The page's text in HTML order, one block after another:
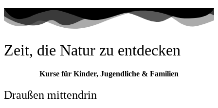
Zeit, die Natur zu entdecken
Kurse für Kinder, Jugendliche & Familien
Draußen mittendrin